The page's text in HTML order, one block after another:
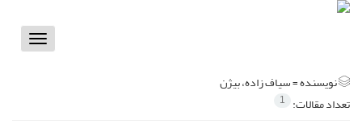
Toggle
نویسنده =سیاف زاده، بیژن
تعداد مقالات: 1